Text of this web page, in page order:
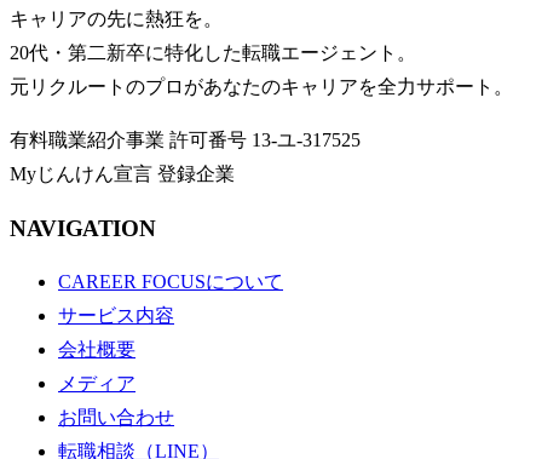
キャリアの先に熱狂を。
20代・第二新卒に特化した転職エージェント。
元リクルートのプロがあなたのキャリアを全力サポート。
有料職業紹介事業 許可番号 13-ユ-317525
Myじんけん宣言 登録企業
NAVIGATION
CAREER FOCUSについて
サービス内容
会社概要
メディア
お問い合わせ
転職相談（LINE）